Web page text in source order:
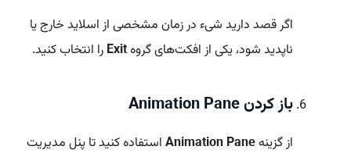
اگر قصد دارید شیء در زمان مشخصی از اسلاید خارج یا
ناپدید شود، یکی از افکت‌های گروهExit را انتخاب کنید.
باز کردن Animation Pane
از گزینهAnimation Paneاستفاده کنید تا پنل مدیریت